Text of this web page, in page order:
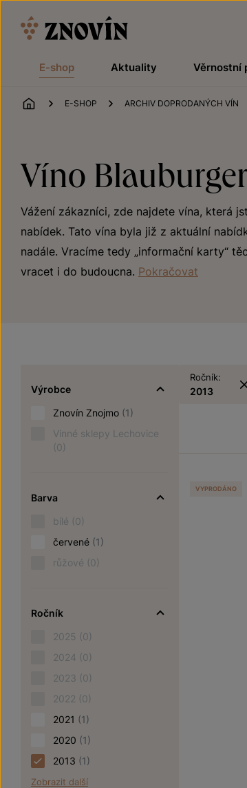
E-shop Aktuality Věrnostní
ÚVOD
E-SHOP ARCHIV DOPRODANÝCH VÍN
Víno
Vážení zákazníci, zde najdete vína, která
nabídek. Tato vína byla již z aktuální
nadále. Vracíme tedy „informační karty“
vracet i do budoucna. Pokračovat
Výrobce
Znovín Znojmo (1)
Vinné sklepy Lechovice
(0)
Barva
bílé (0)
červené (1)
růžové (0)
Ročník
2025 (0)
2024 (0)
2023 (0)
2022 (0)
2021 (1)
2020 (1)
2013 (1)
Zobrazit další
Ročník:
2013
VYPRODÁNO